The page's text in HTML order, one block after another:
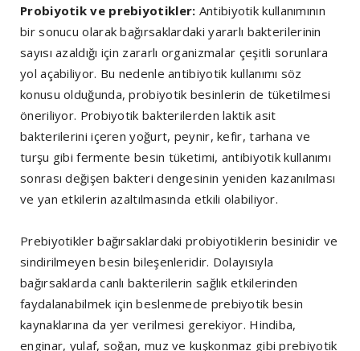
Probiyotik ve prebiyotikler: Antibiyotik kullanımının
bir sonucu olarak bağırsaklardaki yararlı bakterilerinin
sayısı azaldığı için zararlı organizmalar çeşitli sorunlara
yol açabiliyor. Bu nedenle antibiyotik kullanımı söz
konusu olduğunda, probiyotik besinlerin de tüketilmesi
öneriliyor. Probiyotik bakterilerden laktik asit
bakterilerini içeren yoğurt, peynir, kefir, tarhana ve
turşu gibi fermente besin tüketimi, antibiyotik kullanımı
sonrası değişen bakteri dengesinin yeniden kazanılması
ve yan etkilerin azaltılmasında etkili olabiliyor.
Prebiyotikler bağırsaklardaki probiyotiklerin besinidir ve
sindirilmeyen besin bileşenleridir. Dolayısıyla
bağırsaklarda canlı bakterilerin sağlık etkilerinden
faydalanabilmek için beslenmede prebiyotik besin
kaynaklarına da yer verilmesi gerekiyor. Hindiba,
enginar, yulaf, soğan, muz ve kuşkonmaz gibi prebiyotik